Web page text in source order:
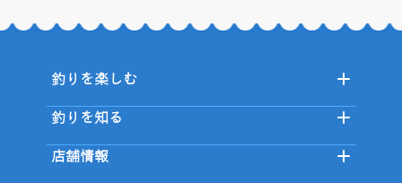
釣りを楽しむ
釣りを知る
店舗情報